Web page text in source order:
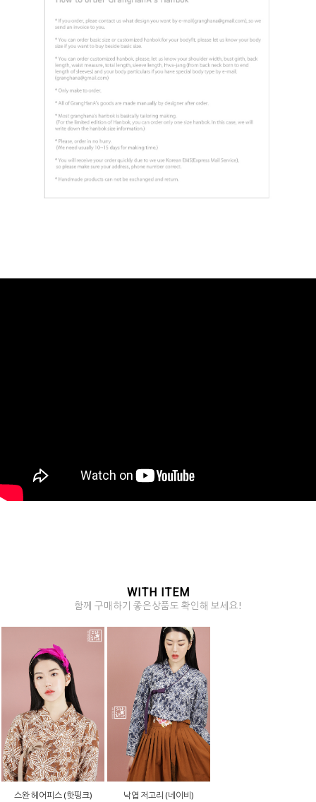
WITH ITEM
함께 구매하기 좋은상품도 확인해 보세요!
스완 헤어피스 (핫핑크)
낙엽 저고리 (네이비)